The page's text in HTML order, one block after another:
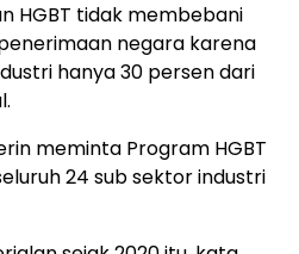
HGBT tidak membebani
negara karena
hanya 30 persen dari
meminta Program HGBT
24 sub sektor industri